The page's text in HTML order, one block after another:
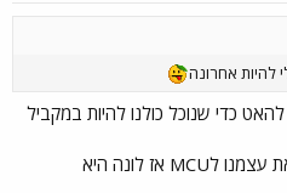
להיות אחרונה
להאט כדי שנוכל כולנו להיות במקביל
הבעיה היא שאם אנחנו מדמים את עצמנו לMCU אז לונה היא